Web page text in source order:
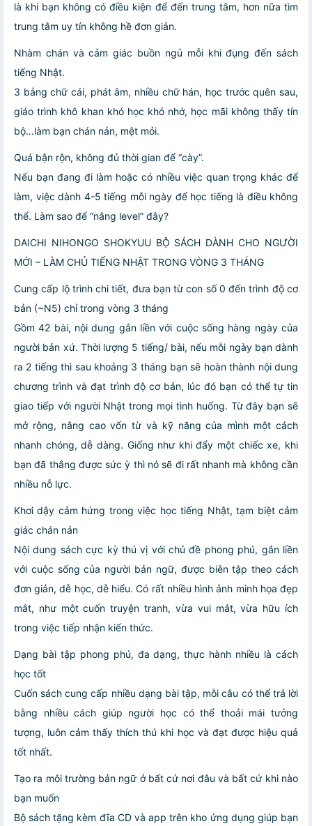
là khi bạn không có điều kiện để đến trung tâm, hơn nữa tìm
trung tâm uy tín không hề đơn giản.
Nhàm chán và cảm giác buồn ngủ mỗi khi đụng đến sách
tiếng Nhật.
3 bảng chữ cái, phát âm, nhiều chữ hán, học trước quên sau,
giáo trình khô khan khó học khó nhớ, học mãi không thấy tín
bộ…làm bạn chán nản, mệt mỏi.
Quá bận rộn, không đủ thời gian để “cày”.
Nếu bạn đang đi làm hoặc có nhiều việc quan trọng khác để
làm, việc dành 4-5 tiếng mỗi ngày để học tiếng là điều không
thể. Làm sao để “nâng level” đây?
DAICHI NIHONGO SHOKYUU BỘ SÁCH DÀNH CHO NGƯỜI
MỚI – LÀM CHỦ TIẾNG NHẬT TRONG VÒNG 3 THÁNG
Cung cấp lộ trình chi tiết, đưa bạn từ con số 0 đến trình độ cơ
bản (~N5) chỉ trong vòng 3 tháng
Gồm 42 bài, nội dung gắn liền với cuộc sống hàng ngày của
người bản xứ. Thời lượng 5 tiếng/ bài, nếu mỗi ngày bạn dành
ra 2 tiếng thì sau khoảng 3 tháng bạn sẽ hoàn thành nội dung
chương trình và đạt trình độ cơ bản, lúc đó bạn có thể tự tin
giao tiếp với người Nhật trong mọi tình huống. Từ đây bạn sẽ
mở rộng, nâng cao vốn từ và kỹ năng của mình một cách
nhanh chóng, dễ dàng. Giống như khi đẩy một chiếc xe, khi
bạn đã thắng được sức ỳ thì nó sẽ đi rất nhanh mà không cần
nhiều nỗ lực.
Khơi dậy cảm hứng trong việc học tiếng Nhật, tạm biệt cảm
giác chán nản
Nội dung sách cực kỳ thú vị với chủ đề phong phú, gắn liền
với cuộc sống của người bản ngữ, được biên tập theo cách
đơn giản, dễ học, dễ hiểu. Có rất nhiều hình ảnh minh họa đẹp
mắt, như một cuốn truyện tranh, vừa vui mắt, vừa hữu ích
trong việc tiếp nhận kiến thức.
Dạng bài tập phong phú, đa dạng, thực hành nhiều là cách
học tốt
Cuốn sách cung cấp nhiều dạng bài tập, mỗi câu có thể trả lời
bằng nhiều cách giúp người học có thể thoải mái tưởng
tượng, luôn cảm thấy thích thú khi học và đạt được hiệu quả
tốt nhất.
Tạo ra môi trường bản ngữ ở bất cứ nơi đâu và bất cứ khi nào
bạn muốn
Bộ sách tặng kèm đĩa CD và app trên kho ứng dụng giúp bạn